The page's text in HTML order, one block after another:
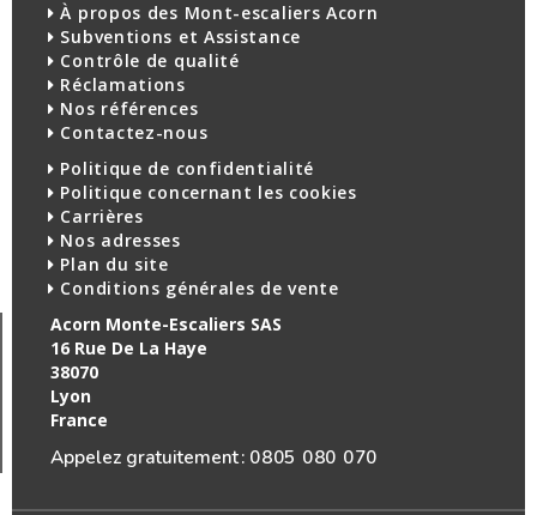
À propos des Mont-escaliers Acorn
Subventions et Assistance
Contrôle de qualité
Réclamations
Nos références
Contactez-nous
Politique de confidentialité
Politique concernant les cookies
Carrières
Nos adresses
Plan du site
Conditions générales de vente
Acorn Monte-Escaliers SAS
16 Rue De La Haye
38070
Lyon
France
Appelez gratuitement : 0805 080 070